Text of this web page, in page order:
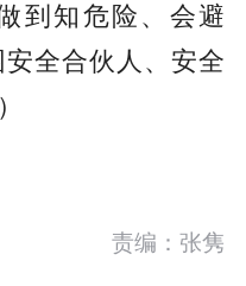
到知危险、会避
全合伙人、安全
责编：张隽